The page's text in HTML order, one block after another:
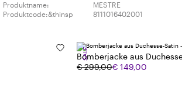
Produktname:
MESTRE
Produktcode:&thinsp
8111016402001
Bomberjacke aus
€ 299,00€ 149,00
SALE